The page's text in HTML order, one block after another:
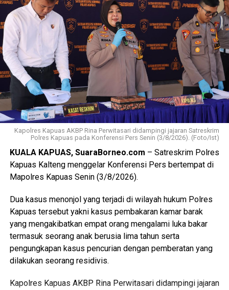
dari pemerintah daerah pemerintah kecamatan pemerintah
desa tenaga kesehatan kader Posyandu hingga
masyarakat.
“Oleh karena itu sinergi lintas sektor menjadi kunci agar
berbagai persoalan kesehatan dan sosial dapat dideteksi
sejak dini serta ditangani secara cepat dan tepat, ” katanya.
Lebih lanjut ia mengatakan melalui kegiatan tersebut Tim
Pembina Posyandu Kabupaten Kapuas juga memperkuat
koordinasi.
“Dalam hal ini dengan pemerintah kecamatan pemerintah
desa puskesmas dan perangkat daerah terkait penanganan
kasus sosial di masyarakat sehingga pelayanan kepada
kelompok rentan dapat dilakukan secara
(Ujg/SB)
Views: 32
Bagikan ke
Kapolres Kapuas AKBP Rina Perwitasari didampingi jajaran Satreskrim
Polres Kapuas pada Konferensi Pers Senin (3/8/2026). (Foto/Ist)
KUALA KAPUAS, SuaraBorneo.com – Satreskrim Polres
Kapuas Kalteng menggelar Konferensi Pers bertempat di
Mapolres Kapuas Senin (3/8/2026).
Dua kasus menonjol yang terjadi di wilayah hukum Polres
Kapuas tersebut yakni kasus pembakaran kamar barak
yang mengakibatkan empat orang mengalami luka bakar
termasuk seorang anak berusia lima tahun serta
pengungkapan kasus pencurian dengan pemberatan yang
dilakukan seorang residivis.
Kapolres Kapuas AKBP Rina Perwitasari didampingi jajaran